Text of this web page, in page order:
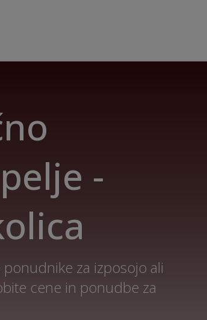
-
za izposojo ali
cene in ponudbe za